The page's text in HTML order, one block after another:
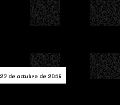
27 de octubre de 2016